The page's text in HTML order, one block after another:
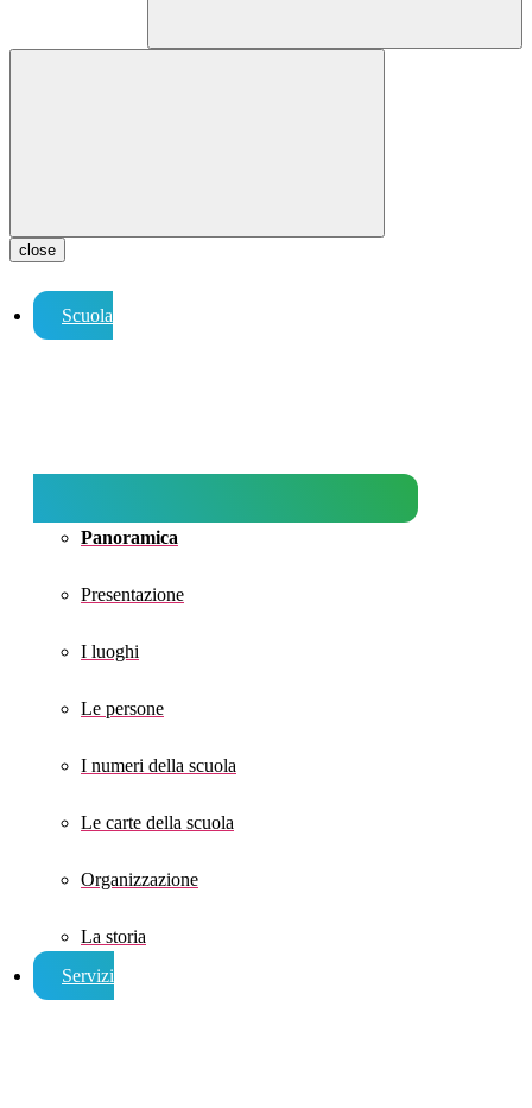
close
Scuola
Panoramica
Presentazione
I luoghi
Le persone
I numeri della scuola
Le carte della scuola
Organizzazione
La storia
Servizi